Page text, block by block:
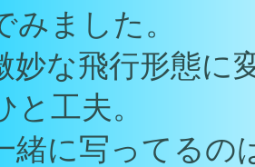
みました。
妙な飛行形態に
と工夫。
に写ってるの